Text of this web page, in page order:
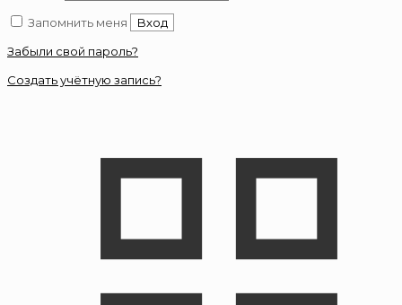
Запомнить меня
Вход
Забыли свой пароль?
Создать учётную запись?